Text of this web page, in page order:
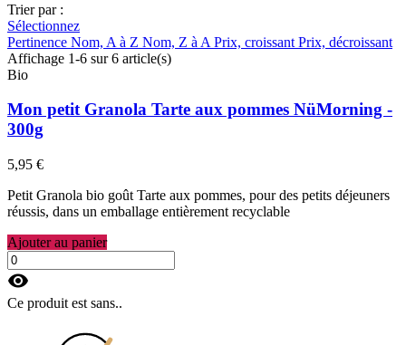
Trier par :
Sélectionnez
Pertinence Nom, A à Z Nom, Z à A Prix, croissant Prix, décroissant
Affichage 1-6 sur 6 article(s)
Bio
Mon petit Granola Tarte aux pommes NüMorning -
300g
5,95 €
Petit Granola bio goût Tarte aux pommes, pour des petits déjeuners
réussis, dans un emballage entièrement recyclable
Ajouter au panier
visibility
Ce produit est sans..